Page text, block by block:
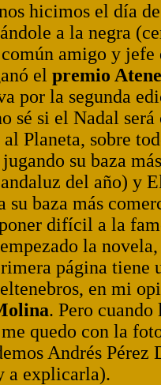
hicimos el día
a la negra
amigo y jefe
el premio
por la segunda
sé si el Nadal
Planeta, sobre
su baza
del año) y
su baza más
difícil a la
la
página tiene
en mi
. Pero cuando
quedo con la
Andrés
a explicarla).